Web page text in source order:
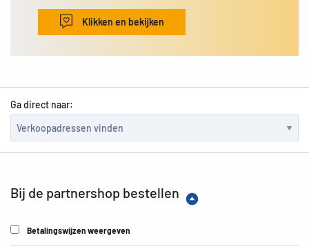
Klikken en bekijken
Ga direct naar:
Bij de partnershop bestellen
Betalingswijzen weergeven